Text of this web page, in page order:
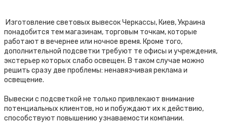
Изготовление световых вывесок Черкассы, Киев, Украина
понадобится тем магазинам, торговым точкам, которые
работают в вечернее или ночное время. Кроме того,
дополнительной подсветки требуют те офисы и учреждения,
экстерьер которых слабо освещен. В таком случае можно
решить сразу две проблемы: ненавязчивая реклама и
освещение.
Вывески с подсветкой не только привлекают внимание
потенциальных клиентов, но и побуждают их к действию,
способствуют повышению узнаваемости компании.